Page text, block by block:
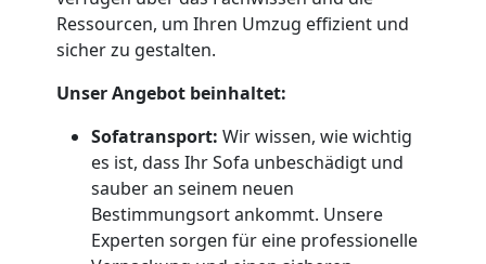
Ressourcen, um Ihren Umzug effizient und
sicher zu gestalten.
Unser Angebot beinhaltet:
Sofatransport: Wir wissen, wie wichtig
es ist, dass Ihr Sofa unbeschädigt und
sauber an seinem neuen
Bestimmungsort ankommt. Unsere
Experten sorgen für eine professionelle
Lagerung
Dornbirn